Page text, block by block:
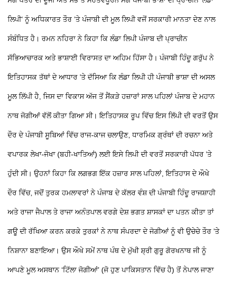
ਲਿਪੀ’ ਨੂੰ ਅਧਿਕਾਰਤ ਤੌਰ ’ਤੇ ਪੰਜਾਬੀ ਦੀ ਮੂਲ ਲਿਪੀ ਵਜੋਂ ਸਰਕਾਰੀ ਮਾਨਤਾ ਦੇਣ ਨਾਲ
ਸੰਬੰਧਿਤ ਹੈ। ਰਮਨ ਨਹਿਰਾ ਨੇ ਕਿਹਾ ਕਿ ਲੰਡਾ ਲਿਪੀ ਪੰਜਾਬ ਦੀ ਪ੍ਰਾਚੀਨ
ਸੱਭਿਆਚਾਰਕ ਅਤੇ ਭਾਸ਼ਾਈ ਵਿਰਾਸਤ ਦਾ ਅਹਿਮ ਹਿੱਸਾ ਹੈ। ਪੰਜਾਬੀ ਹਿੰਦੂ ਗਰੁੱਪ ਨੇ
ਇਤਿਹਾਸਕ ਤੱਥਾਂ ਦੇ ਆਧਾਰ ’ਤੇ ਦੱਸਿਆ ਕਿ ਲੰਡਾ ਲਿਪੀ ਹੀ ਪੰਜਾਬੀ ਭਾਸ਼ਾ ਦੀ ਅਸਲ
ਮੂਲ ਲਿੱਪੀ ਹੈ, ਜਿਸ ਦਾ ਵਿਕਾਸ ਅੱਜ ਤੋਂ ਸੈਂਕੜੇ ਹਜ਼ਾਰਾਂ ਸਾਲ ਪਹਿਲਾਂ ਪੰਜਾਬ ਦੇ ਮਹਾਨ
ਨਾਥ ਜੋਗੀਆਂ ਵੱਲੋਂ ਕੀਤਾ ਗਿਆ ਸੀ। ਇਤਿਹਾਸਕ ਰੂਪ ਵਿੱਚ ਇਸ ਲਿੱਪੀ ਦੀ ਵਰਤੋਂ ਉਸ
ਦੌਰ ਦੇ ਪੰਜਾਬੀ ਸੂਬਿਆਂ ਵਿੱਚ ਰਾਜ-ਕਾਜ ਚਲਾਉਣ, ਧਾਰਮਿਕ ਗ੍ਰੰਥਾਂ ਦੀ ਰਚਨਾ ਅਤੇ
ਵਪਾਰਕ ਲੇਖਾ-ਜੋਖਾ (ਬਹੀ-ਖਾਤਿਆਂ) ਲਈ ਇਸੇ ਲਿਪੀ ਦੀ ਵਰਤੋਂ ਸਰਕਾਰੀ ਪੱਧਰ ’ਤੇ
ਹੁੰਦੀ ਸੀ। ਉਹਨਾਂ ਕਿਹਾ ਕਿ ਲਗਭਗ ਇੱਕ ਹਜ਼ਾਰ ਸਾਲ ਪਹਿਲਾਂ, ਇਤਿਹਾਸ ਦੇ ਔਖੇ
ਦੌਰ ਵਿੱਚ, ਜਦੋਂ ਤੁਰਕ ਹਮਲਾਵਰਾਂ ਨੇ ਪੰਜਾਬ ਦੇ ਕੱਲਰ ਵੰਸ਼ ਦੀ ਪੰਜਾਬੀ ਹਿੰਦੂ ਰਾਜਸ਼ਾਹੀ
ਅਤੇ ਰਾਜਾ ਜੈਪਾਲ ਤੇ ਰਾਜਾ ਅਨੰਤਪਾਲ ਵਰਗੇ ਦੇਸ਼ ਭਗਤ ਸ਼ਾਸਕਾਂ ਦਾ ਪਤਨ ਕੀਤਾ ਤਾਂ
ਗਊ ਦੀ ਰੱਖਿਆ ਕਰਨ ਕਰਕੇ ਤੁਰਕਾਂ ਨੇ ਨਾਥ ਸੰਪਰਦਾ ਦੇ ਜੋਗੀਆਂ ਨੂੰ ਵੀ ਉਚੇਚੇ ਤੌਰ ’ਤੇ
ਨਿਸ਼ਾਨਾ ਬਣਾਇਆ। ਉਸ ਔਖੇ ਸਮੇਂ ਨਾਥ ਪੰਥ ਦੇ ਮੁੱਖੀ ਸ਼੍ਰੀ ਗੁਰੂ ਗੋਰਖਨਾਥ ਜੀ ਨੂੰ
ਆਪਣੇ ਮੂਲ ਅਸਥਾਨ ‘ਟਿੱਲਾ ਜੋਗੀਆਂ’ (ਜੋ ਹੁਣ ਪਾਕਿਸਤਾਨ ਵਿੱਚ ਹੈ) ਤੋਂ ਨੇਪਾਲ ਜਾਣਾ